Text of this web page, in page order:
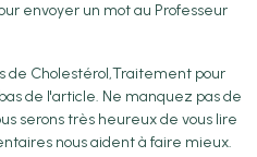
envoyer un mot au Professeur
de Cholestérol,Traitement pour
de l'article. Ne manquez pas de
serons très heureux de vous lire
nous aident à faire mieux.